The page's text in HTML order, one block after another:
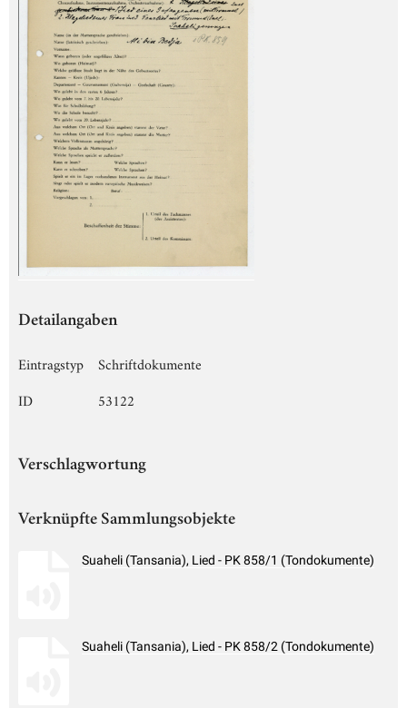
Detailangaben
Eintragstyp
Schriftdokumente
ID
53122
Verschlagwortung
Verknüpfte Sammlungsobjekte
Suaheli (Tansania), Lied - PK 858/1 (Tondokumente)
Suaheli (Tansania), Lied - PK 858/2 (Tondokumente)